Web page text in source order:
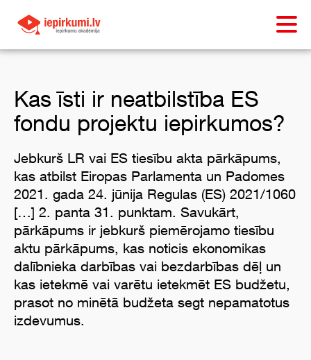
Kas īsti ir neatbilstība ES
fondu projektu iepirkumos?
Jebkurš LR vai ES tiesību akta pārkāpums,
kas atbilst Eiropas Parlamenta un Padomes
2021. gada 24. jūnija Regulas (ES) 2021/1060
[…] 2. panta 31. punktam. Savukārt,
pārkāpums ir jebkurš piemērojamo tiesību
aktu pārkāpums, kas noticis ekonomikas
dalībnieka darbības vai bezdarbības dēļ un
kas ietekmē vai varētu ietekmēt ES budžetu,
prasot no minētā budžeta segt nepamatotus
izdevumus.